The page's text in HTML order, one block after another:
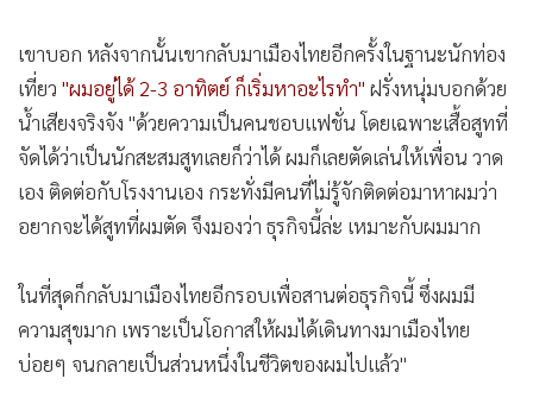
เขาบอก หลังจากนั้นเขากลับมาเมืองไทยอีกครั้งในฐานะนักท่อง
เที่ยว "ผมอยู่ได้ 2-3 อาทิตย์ ก็เริ่มหาอะไรทำ" ฝรั่งหนุ่มบอกด้วย
น้ำเสียงจริงจัง "ด้วยความเป็นคนชอบแฟชั่น โดยเฉพาะเสื้อสูทที่
จัดได้ว่าเป็นนักสะสมสูทเลยก็ว่าได้ ผมก็เลยตัดเล่นให้เพื่อน วาด
เอง ติดต่อกับโรงงานเอง กระทั่งมีคนที่ไม่รู้จักติดต่อมาหาผมว่า
อยากจะได้สูทที่ผมตัด จึงมองว่า ธุรกิจนี้ล่ะ เหมาะกับผมมาก
ในที่สุดก็กลับมาเมืองไทยอีกรอบเพื่อสานต่อธุรกิจนี้ ซึ่งผมมี
ความสุขมาก เพราะเป็นโอกาสให้ผมได้เดินทางมาเมืองไทย
บ่อยๆ จนกลายเป็นส่วนหนึ่งในชีวิตของผมไปแล้ว"